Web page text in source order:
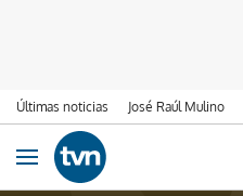
Últimas noticias José Raúl Mulino
Ir al contenido
Obrir navegació